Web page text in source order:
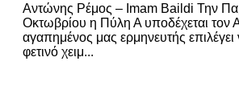
Αντώνης Ρέμος – Imam Baildi Την
Οκτωβρίου η Πύλη Α υποδέχεται
αγαπημένος μας ερμηνευτής επιλέγει
φετινό χειμ...